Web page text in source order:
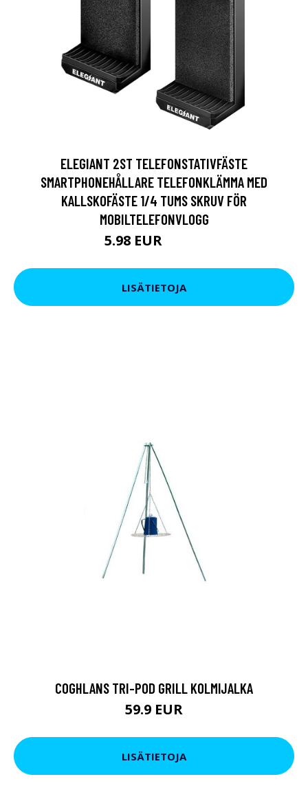
ELEGIANT 2ST TELEFONSTATIVFÄSTE
SMARTPHONEHÅLLARE TELEFONKLÄMMA MED
KALLSKOFÄSTE 1/4 TUMS SKRUV FÖR
MOBILTELEFONVLOGG
5.98 EUR
LISÄTIETOJA
COGHLANS TRI-POD GRILL KOLMIJALKA
59.9 EUR
LISÄTIETOJA